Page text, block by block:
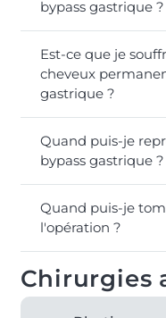
bypass gastrique ?
Est-ce que je
cheveux
gastrique ?
Quand puis-je
bypass gastrique ?
Quand puis-je
l'opération ?
Chirurgies